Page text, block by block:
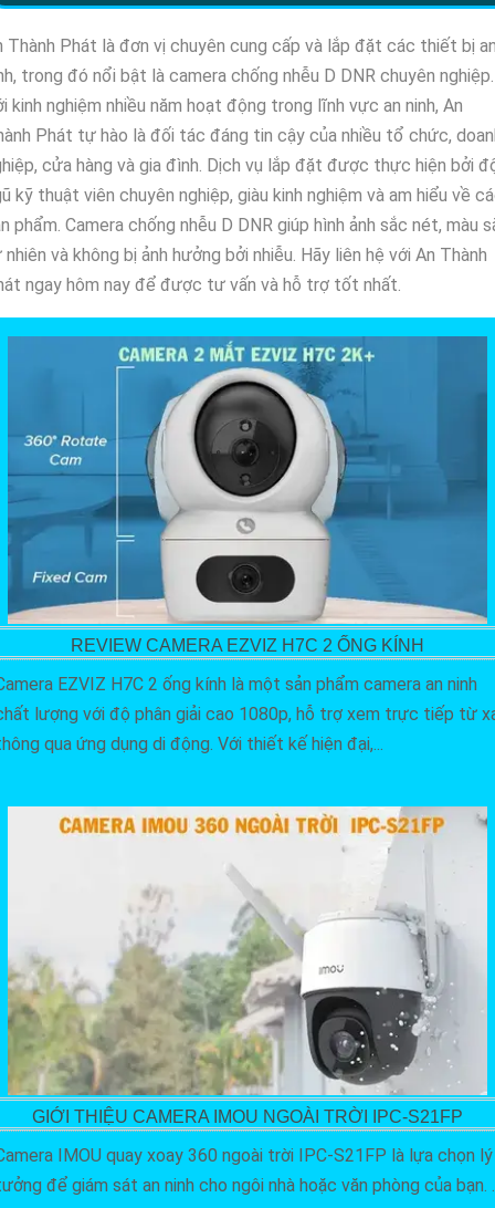
Thành Phát là đơn vị chuyên cung cấp và lắp đặt các thiết bị
trong đó nổi bật là camera chống nhễu D DNR chuyên nghiệp.
kinh nghiệm nhiều năm hoạt động trong lĩnh vực an ninh, An
Phát tự hào là đối tác đáng tin cậy của nhiều tổ chức,
cửa hàng và gia đình. Dịch vụ lắp đặt được thực hiện bởi
kỹ thuật viên chuyên nghiệp, giàu kinh nghiệm và am hiểu về
phẩm. Camera chống nhễu D DNR giúp hình ảnh sắc nét, màu
và không bị ảnh hưởng bởi nhiễu. Hãy liên hệ với An Thành
ngay hôm nay để được tư vấn và hỗ trợ tốt nhất.
REVIEW CAMERA EZVIZ H7C 2 ỐNG KÍNH
EZVIZ H7C 2 ống kính là một sản phẩm camera an ninh
lượng với độ phân giải cao 1080p, hỗ trợ xem trực tiếp từ
qua ứng dụng di động. Với thiết kế hiện đại,...
GIỚI THIỆU CAMERA IMOU NGOÀI TRỜI IPC-S21FP
IMOU quay xoay 360 ngoài trời IPC-S21FP là lựa chọn lý
để giám sát an ninh cho ngôi nhà hoặc văn phòng của bạn. .